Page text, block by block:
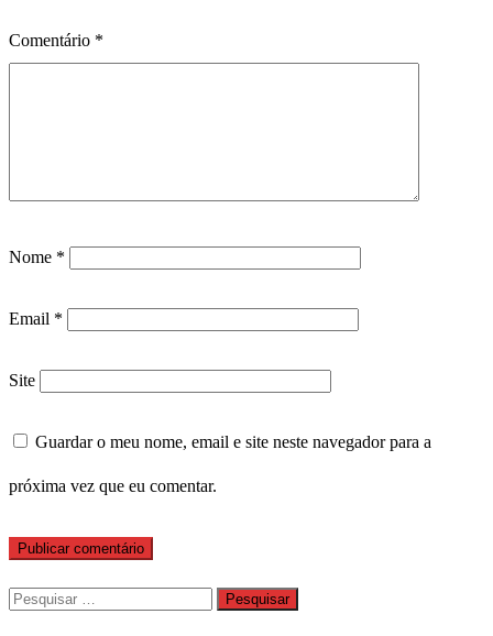
Comentário *
Nome *
Email *
Site
Guardar o meu nome, email e site neste navegador para a
próxima vez que eu comentar.
Pesquisar
por: